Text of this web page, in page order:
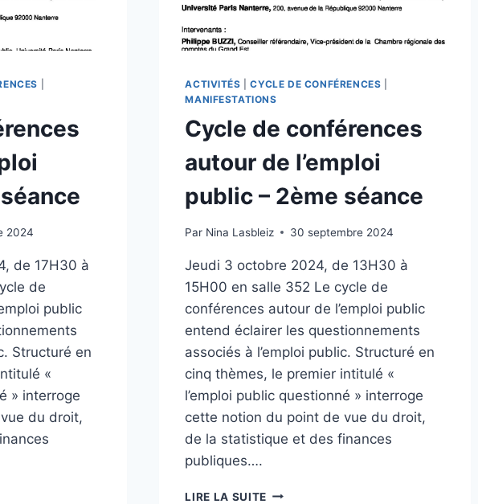
2024
de 17H30 à
de
public
Structuré en
«
» interroge
du droit,
ACTIVITÉS |CYCLE DE CONFÉRENCES
MANIFESTATIONS
Cycle de conférences
autour de l’emploi
public – 2ème séance
Par Nina Lasbleiz 30 septembre 2024
Jeudi 3 octobre 2024, de 13H30 à
15H00 en salle 352 Le cycle de
conférences autour de l’emploi public
entend éclairer les questionnements
associés à l’emploi public. Structuré en
cinq thèmes, le premier intitulé «
l’emploi public questionné » interroge
cette notion du point de vue du droit,
de la statistique et des finances
publiques….
LIRE LA SUITE CYCLE